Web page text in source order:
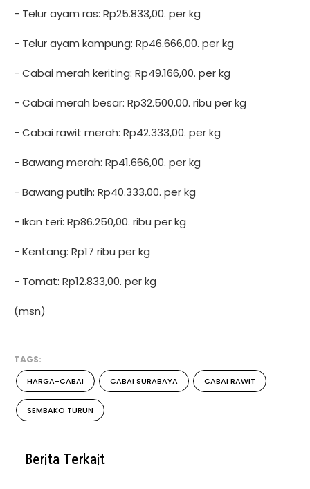
- Telur ayam ras: Rp25.833,00. per kg
- Telur ayam kampung: Rp46.666,00. per kg
- Cabai merah keriting: Rp49.166,00. per kg
- Cabai merah besar: Rp32.500,00. ribu per kg
- Cabai rawit merah: Rp42.333,00. per kg
- Bawang merah: Rp41.666,00. per kg
- Bawang putih: Rp40.333,00. per kg
- Ikan teri: Rp86.250,00. ribu per kg
- Kentang: Rp17 ribu per kg
- Tomat: Rp12.833,00. per kg
(msn)
TAGS:
HARGA-CABAI CABAI SURABAYA CABAI RAWIT
SEMBAKO TURUN
Berita Terkait